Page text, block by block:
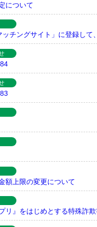
について
チングサイト」に登録し
額上限の変更について
リ』をはじめとする特殊詐